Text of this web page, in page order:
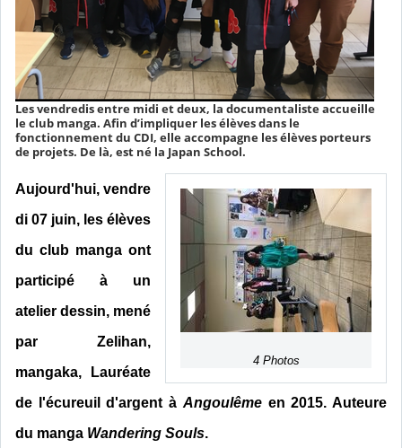
Les vendredis entre midi et deux, la documentaliste accueille
le club manga. Afin d’impliquer les élèves dans le
fonctionnement du CDI, elle accompagne les élèves porteurs
de projets. De là, est né la Japan School.
4 Photos
Aujourd'hui, vendre
di 07 juin, les élèves
du club manga ont
participé à un
atelier dessin, mené
par Zelihan,
mangaka,
Lauréate
de l'écureuil d'argent à Angoulêmeen 2015. Auteure
du manga Wandering Souls.